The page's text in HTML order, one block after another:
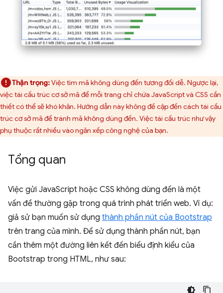
Thận trọng:Việc tìm mã không dùng đến tương đối dễ. Ngược lại,
việc tái cấu trúc cơ sở mã để mỗi trang chỉ chứa JavaScript và CSS cần
thiết có thể sẽ khó khăn. Hướng dẫn này không đề cập đến cách tái cấu
trúc cơ sở mã để tránh mã không dùng đến. Việc tái cấu trúc như vậy
phụ thuộc rất nhiều vào ngăn xếp công nghệ của bạn.
Tổng quan
Việc gửi JavaScript hoặc CSS không dùng đến là một
vấn đề thường gặp trong quá trình phát triển web. Ví dụ:
giả sử bạn muốn sử dụng thành phần nút của Bootstrap
trên trang của mình. Để sử dụng thành phần nút, bạn
cần thêm một đường liên kết đến biểu định kiểu của
Bootstrap trong HTML, như sau: